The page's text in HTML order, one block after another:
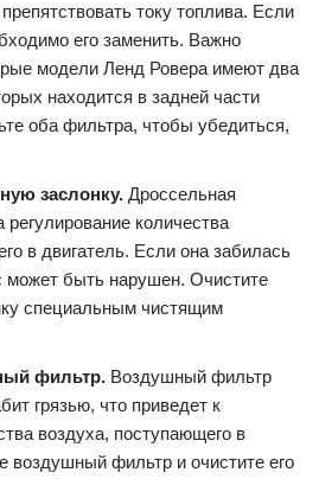
току топлива. Если
его заменить. Важно
модели Ленд Ровера имеют два
находится в задней части
оба фильтра, чтобы убедиться,
заслонку. Дроссельная
регулирование количества
в двигатель. Если она забилась
может быть нарушен. Очистите
специальным чистящим
фильтр. Воздушный фильтр
грязью, что приведет к
воздуха, поступающего в
воздушный фильтр и очистите его